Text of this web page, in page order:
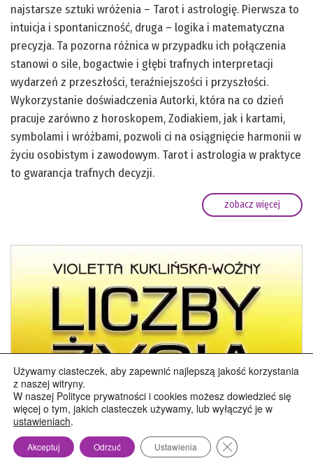
najstarsze sztuki wróżenia – Tarot i astrologię. Pierwsza to
intuicja i spontaniczność, druga – logika i matematyczna
precyzja. Ta pozorna różnica w przypadku ich połączenia
stanowi o sile, bogactwie i głębi trafnych interpretacji
wydarzeń z przeszłości, teraźniejszości i przyszłości.
Wykorzystanie doświadczenia Autorki, która na co dzień
pracuje zarówno z horoskopem, Zodiakiem, jak i kartami,
symbolami i wróżbami, pozwoli ci na osiągnięcie harmonii w
życiu osobistym i zawodowym. Tarot i astrologia w praktyce
to gwarancja trafnych decyzji.
zobacz więcej
Używamy ciasteczek, aby zapewnić najlepszą jakość korzystania
z naszej witryny.
W naszej Polityce prywatności i cookies możesz dowiedzieć się
więcej o tym, jakich ciasteczek używamy, lub wyłączyć je w
ustawieniach.
Akceptuj Odrzuć Ustawienia Zamknij panel